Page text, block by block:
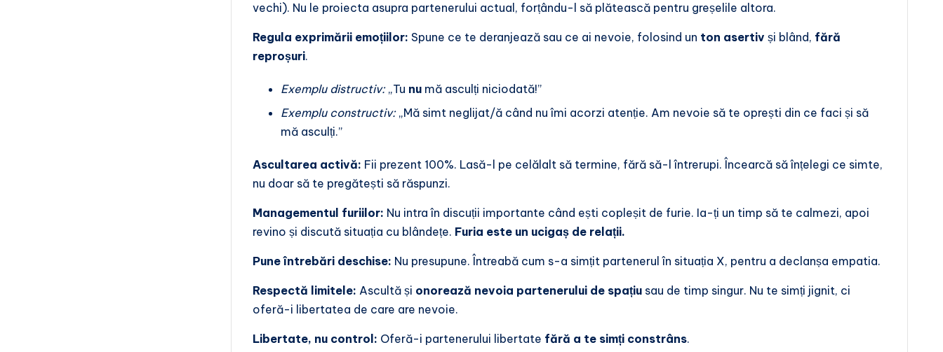
vechi). Nu le proiecta asupra partenerului actual, forțându-l să plătească pentru greșelile altora.
Regula exprimării emoțiilor: Spune ce te deranjează sau ce ai nevoie, folosind un ton asertiv și blând, fără
reproșuri.
Exemplu distructiv:„Tu numă asculți niciodată!”
Exemplu constructiv:„Mă simt neglijat/ă când nu îmi acorzi atenție. Am nevoie să te oprești din ce faci și să
mă asculți.”
Ascultarea activă: Fii prezent 100%. Lasă-l pe celălalt să termine, fără să-l întrerupi. Încearcă să înțelegi ce simte,
nu doar să te pregătești să răspunzi.
Managementul furiilor: Nu intra în discuții importante când ești copleșit de furie. Ia-ți un timp să te calmezi, apoi
revino și discută situația cu blândețe. Furia este un ucigaș de relații.
Pune întrebări deschise: Nu presupune. Întreabă cum s-a simțit partenerul în situația X, pentru a declanșa empatia.
Respectă limitele: Ascultă și onorează nevoia partenerului de spațiusau de timp singur. Nu te simți jignit, ci
oferă-i libertatea de care are nevoie.
Libertate, nu control: Oferă-i partenerului libertate fără a te simți constrâns.